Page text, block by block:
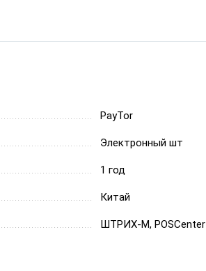
PayTor
Электронный шт
1 год
Китай
ШТРИХ-М, POSCenter